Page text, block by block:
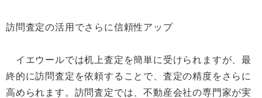
訪問査定の活用でさらに信頼性アップ
イエウールでは机上査定を簡単に受けられますが、最
終的に訪問査定を依頼することで、査定の精度をさらに
高められます。訪問査定では、不動産会社の専門家が実